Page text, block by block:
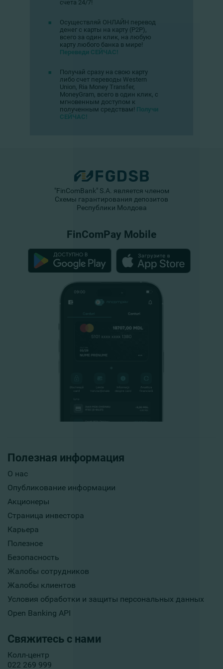
счета 24/7!
Осуществляй ОНЛАЙН перевод
денег с карты на карту (Р2Р),
всего за один клик, на любую
карту любого банка в мире!
Переведи СЕЙЧАС!
Получай сразу на свою карту
либо счет переводы Western
Union, Ria Money Transfer,
MoneyGram, всего в один клик, с
мгновенным доступом к
полученным средствам! Получи
СЕЙЧАС!
Полезная информация
О нас
Опубликование информации
Акционеры
Страница инвестора
Карьера
Полезное
Безопасность
Жалобы сотрудников
Жалобы клиентов
Условия обработки и защиты персональных данных
Open Banking API
Свяжитесь с нами
Колл-центр
022 269 999
"FinComBank" S.A. является членом
Схемы гарантирования депозитов
Республики Молдова
FinComPay Mobile